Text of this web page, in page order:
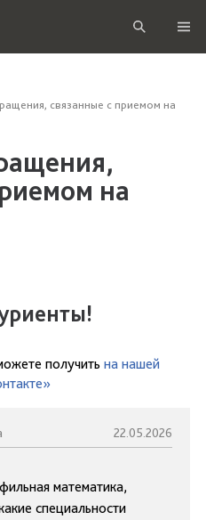
связанные с приемом на
на
получить на нашей
22.05.2026
математика,
специальности